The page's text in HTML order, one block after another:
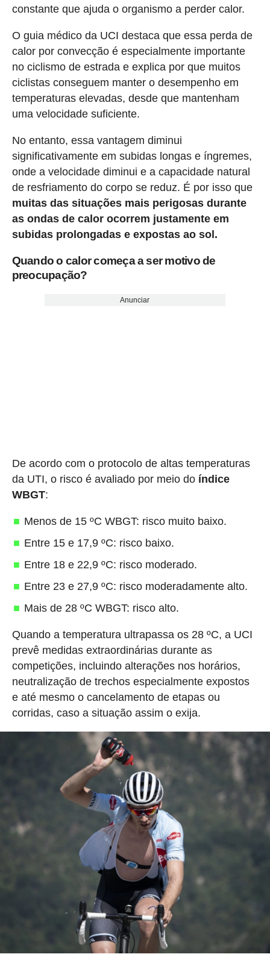
constante que ajuda o organismo a perder calor.
O guia médico da UCI destaca que essa perda de
calor por convecção é especialmente importante
no ciclismo de estrada e explica por que muitos
ciclistas conseguem manter o desempenho em
temperaturas elevadas, desde que mantenham
uma velocidade suficiente.
No entanto, essa vantagem diminui
significativamente em subidas longas e íngremes,
onde a velocidade diminui e a capacidade natural
de resfriamento do corpo se reduz. É por isso que
muitas das situações mais perigosas durante
as ondas de calor ocorrem justamente em
subidas prolongadas e expostas ao sol.
Quando o calor começa a ser motivo de
preocupação?
Anunciar
De acordo com o protocolo de altas temperaturas
da UTI, o risco é avaliado por meio do índice
WBGT:
Menos de 15 ºC WBGT: risco muito baixo.
Entre 15 e 17,9 ºC: risco baixo.
Entre 18 e 22,9 ºC: risco moderado.
Entre 23 e 27,9 ºC: risco moderadamente alto.
Mais de 28 ºC WBGT: risco alto.
Quando a temperatura ultrapassa os 28 ºC, a UCI
prevê medidas extraordinárias durante as
competições, incluindo alterações nos horários,
neutralização de trechos especialmente expostos
e até mesmo o cancelamento de etapas ou
corridas, caso a situação assim o exija.